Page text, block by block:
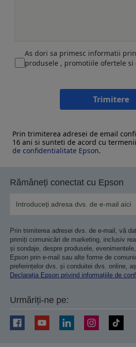
As dori sa primesc informatii
produsele , promotiile ofertele si
Trimitere
Prin trimiterea adresei de email
16 ani si sunteti de acord cu
de confidentialitate Epson.
Rămâneți conectat cu Epson
Prin trimiterea adresei dvs. de e-mail, vă
primiți comunicări de marketing, inclusiv
și sondaje, despre produsele,
Epson prin e-mail sau alte forme de
preferințelor dvs. și conduitei dvs. online,
Declarația Epson privind informațiile de
Urmăriți-ne pe: